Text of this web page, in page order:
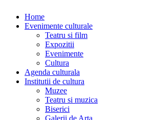
Home
Evenimente culturale
Teatru si film
Expozitii
Evenimente
Cultura
Agenda culturala
Institutii de cultura
Muzee
Teatru si muzica
Biserici
Galerii de Arta